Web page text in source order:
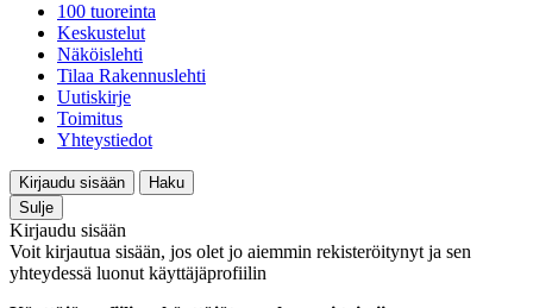
100 tuoreinta
Keskustelut
Näköislehti
Tilaa Rakennuslehti
Uutiskirje
Toimitus
Yhteystiedot
Kirjaudu sisään
Haku
Sulje
Kirjaudu sisään
Voit kirjautua sisään, jos olet jo aiemmin rekisteröitynyt ja sen
yhteydessä luonut käyttäjäprofiilin